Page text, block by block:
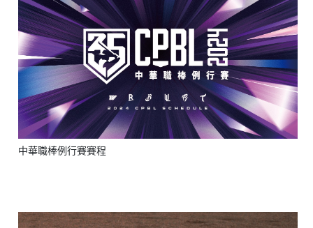
中華職棒例行賽賽程